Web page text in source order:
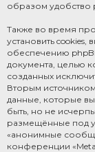
образом
Также во время
установить
обеспечению
документа, целью
созданных
Вторым
данные, которые
быть, но не
размещённые под
«анонимные
конференции